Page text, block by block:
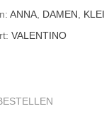
ANNA, DAMEN
VALENTINO